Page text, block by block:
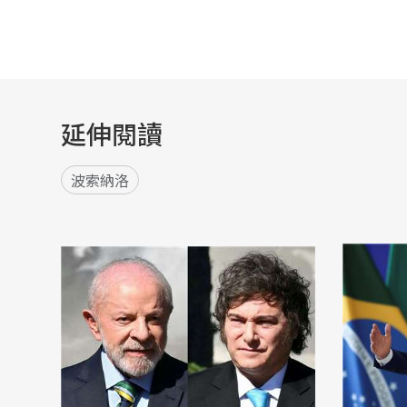
延伸閱讀
波索納洛